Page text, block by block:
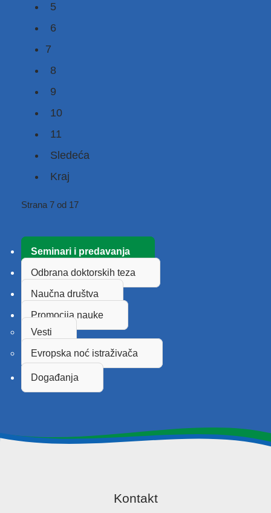
5
6
7
8
9
10
11
Sledeća
Kraj
Strana 7 od 17
Seminari i predavanja
Odbrana doktorskih teza
Naučna društva
Promocija nauke
Vesti
Evropska noć istraživača
Događanja
Kontakt